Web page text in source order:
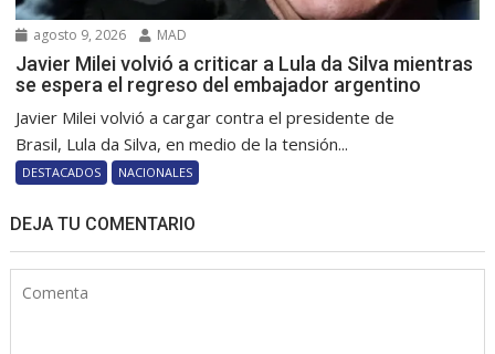
agosto 9, 2026 MAD
Javier Milei volvió a criticar a Lula da Silva mientras
se espera el regreso del embajador argentino
Javier Milei volvió a cargar contra el presidente de
Brasil, Lula da Silva, en medio de la tensión...
DESTACADOS NACIONALES
DEJA TU COMENTARIO